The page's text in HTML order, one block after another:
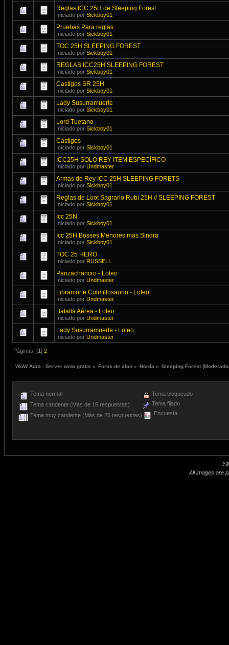
Reglas ICC 25H de Sleeping Forest
Iniciado por Sickboy01
Pruebas Para reglas
Iniciado por Sickboy01
TOC 25H SLEEPING FOREST
Iniciado por Sickboy01
REGLAS ICC25H SLEEPING FOREST
Iniciado por Sickboy01
Castigos SR 25H
Iniciado por Sickboy01
Lady Susurramuerte
Iniciado por Sickboy01
Lord Tuetano
Iniciado por Sickboy01
Castigos
Iniciado por Sickboy01
ICC25H SOLO REY ITEM ESPECÍFICO
Iniciado por Undmaster
Armas de Rey ICC 25H SLEEPING FORETS
Iniciado por Sickboy01
Reglas de Loot Sagrario Rubí 25H // SLEEPING FOREST
Iniciado por Sickboy01
Icc 25N
Iniciado por Sickboy01
Icc 25H Bosses Menores mas Sindra
Iniciado por Sickboy01
TOC 25 HERO
Iniciado por RUSSELL
Panzachancro - Loteo
Iniciado por Undmaster
Libramorte Colmillosaurio - Loteo
Iniciado por Undmaster
Batalla Aérea - Loteo
Iniciado por Undmaster
Lady Susurramuerte - Loteo
Iniciado por Undmaster
Páginas: [1]2
WoW Aura - Server wow gratis » Foros de clan » Horda » Sleeping Forest
Tema normal
Tema candente (Más de 15 respuestas)
Tema muy candente (Más de 25 respuestas)
Tema bloqueado
Tema fijado
Encuesta
All images are